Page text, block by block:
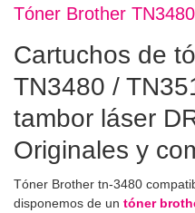
Tóner Brother TN3480
Cartuchos de
TN3480 /
tambor láser
Originales y
Tóner Brother tn-3480
disponemos de un tóner